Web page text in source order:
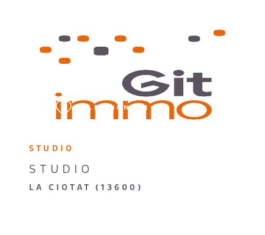
STUDIO
STUDIO
LA CIOTAT (13600)
SÉLECTIONNER
VOIR LE BIEN